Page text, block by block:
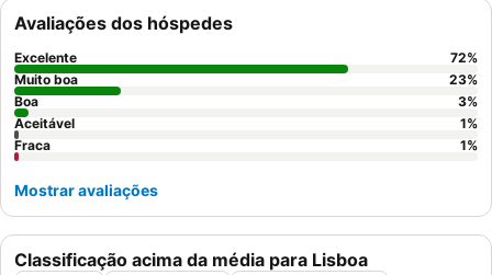
excelente variedade do
deliciosas tartes de ovo caseiras. Para uma estadia mais
confortável, considere pedir um quarto com
Classificação acima da média para Lisboa
Avaliações dos hóspedes
Excelente 72%
Muito boa
23%
Boa
3%
Aceitável
1%
Fraca
1%
Mostrar avaliações